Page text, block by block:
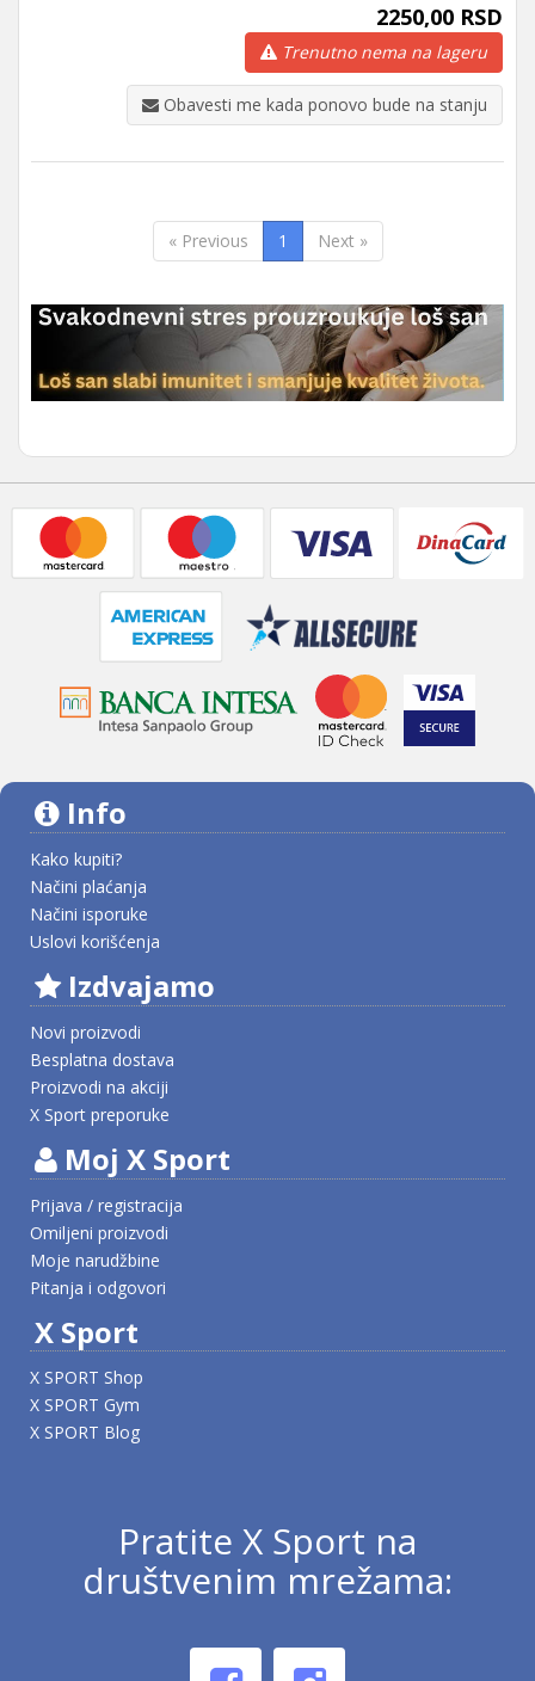
2250,00 RSD
Trenutno nema na lageru
Obavesti me kada ponovo bude na stanju
« Previous 1 Next »
Info
Kako kupiti?
Načini plaćanja
Načini isporuke
Uslovi korišćenja
Izdvajamo
Novi proizvodi
Besplatna dostava
Proizvodi na akciji
X Sport preporuke
Moj X Sport
Prijava / registracija
Omiljeni proizvodi
Moje narudžbine
Pitanja i odgovori
X Sport
X SPORT Shop
X SPORT Gym
X SPORT Blog
Pratite X Sport na
društvenim mrežama: